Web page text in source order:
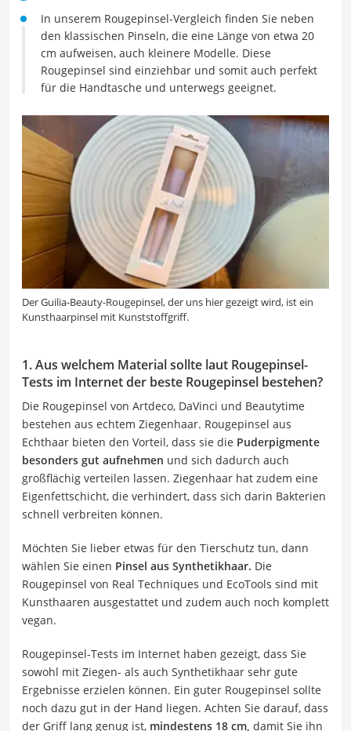
In unserem Rougepinsel-Vergleich finden Sie neben
den klassischen Pinseln, die eine Länge von etwa 20
cm aufweisen, auch kleinere Modelle. Diese
Rougepinsel sind einziehbar und somit auch perfekt
für die Handtasche und unterwegs geeignet.
Der Guilia-Beauty-Rougepinsel, der uns hier gezeigt wird, ist ein
Kunsthaarpinsel mit Kunststoffgriff.
1. Aus welchem Material sollte laut Rougepinsel-
Tests im Internet der beste Rougepinsel bestehen?
Die Rougepinsel von Artdeco, DaVinci und Beautytime
bestehen aus echtem Ziegenhaar. Rougepinsel aus
Echthaar bieten den Vorteil, dass sie die Puderpigmente
besonders gut aufnehmen und sich dadurch auch
großflächig verteilen lassen. Ziegenhaar hat zudem eine
Eigenfettschicht, die verhindert, dass sich darin Bakterien
schnell verbreiten können.
Möchten Sie lieber etwas für den Tierschutz tun, dann
wählen Sie einen Pinsel aus Synthetikhaar. Die
Rougepinsel von Real Techniques und EcoTools sind mit
Kunsthaaren ausgestattet und zudem auch noch komplett
vegan.
Rougepinsel-Tests im Internet haben gezeigt, dass Sie
sowohl mit Ziegen- als auch Synthetikhaar sehr gute
Ergebnisse erzielen können. Ein guter Rougepinsel sollte
noch dazu gut in der Hand liegen. Achten Sie darauf, dass
der Griff lang genug ist, mindestens 18 cm, damit Sie ihn